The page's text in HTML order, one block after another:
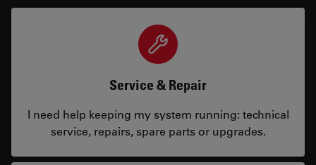
Service & Repair
I need help keeping my system running: technical
service, repairs, spare parts or upgrades.